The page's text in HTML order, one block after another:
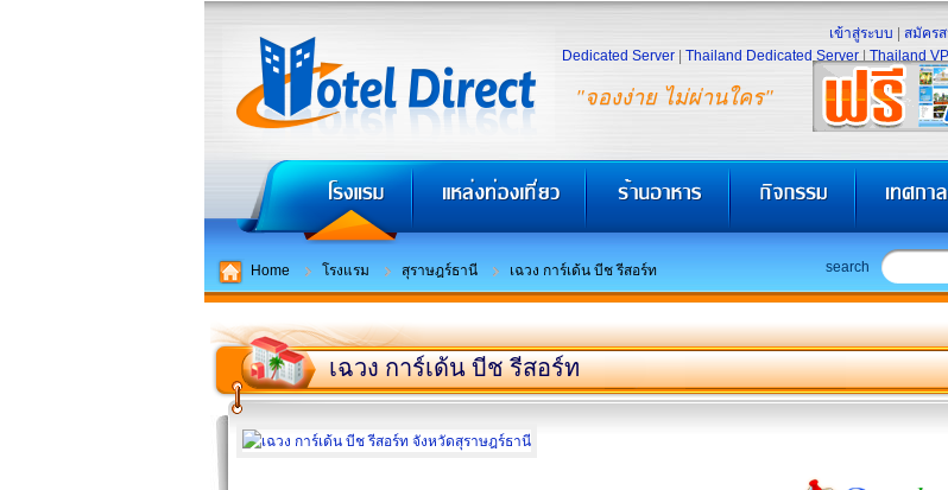
"จองง่าย ไม่ผ่านใคร"
เข้าสู่ระบบ สมัคร
Dedicated Server
Thailand Dedicated Server Thailand
Home โรงแรม สุราษฎร์ธานี เฉวง การ์เด้น บีช รีสอร์ท search
เฉวง การ์เด้น บีช รีสอร์ท